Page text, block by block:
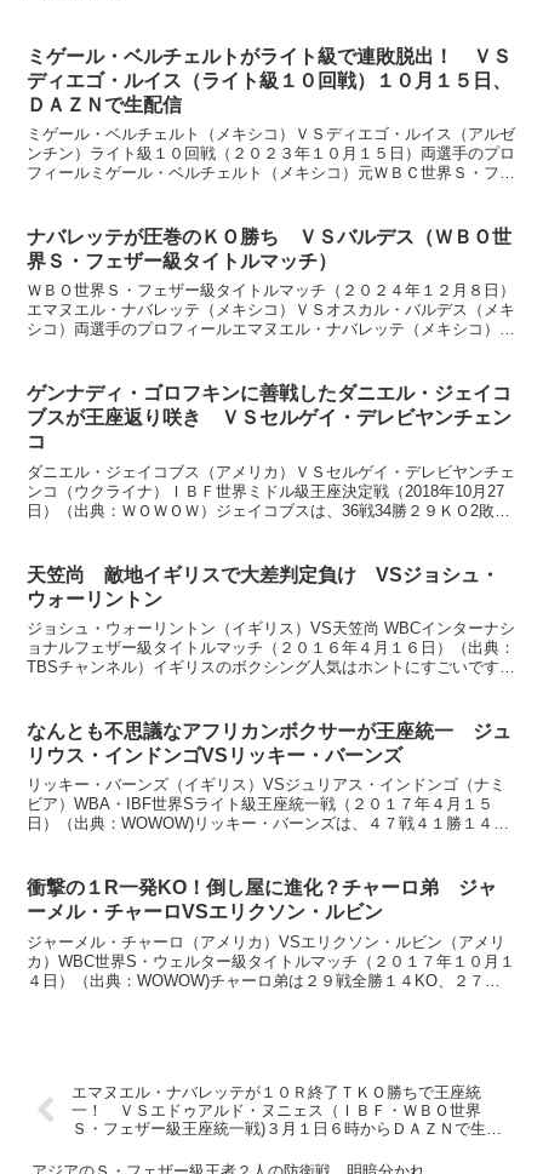
ミゲール・ベルチェルトがライト級で連敗脱出！ ＶＳ
ディエゴ・ルイス（ライト級１０回戦）１０月１５日、
ＤＡＺＮで生配信
ミゲール・ベルチェルト（メキシコ）ＶＳディエゴ・ルイス（アルゼ
ンチン）ライト級１０回戦（２０２３年１０月１５日）両選手のプロ
フィールミゲール・ベルチェルト（メキシコ）元ＷＢＣ世界Ｓ・フェ
ナバレッテが圧巻のＫＯ勝ち ＶＳバルデス（ＷＢＯ世
界Ｓ・フェザー級タイトルマッチ）
ＷＢＯ世界Ｓ・フェザー級タイトルマッチ（２０２４年１２月８日）
エマヌエル・ナバレッテ（メキシコ）ＶＳオスカル・バルデス（メキ
シコ）両選手のプロフィールエマヌエル・ナバレッテ（メキシコ）Ｗ
ゲンナディ・ゴロフキンに善戦したダニエル・ジェイコ
ブスが王座返り咲き ＶＳセルゲイ・デレビヤンチェン
コ
ダニエル・ジェイコブス（アメリカ）ＶＳセルゲイ・デレビヤンチェ
ンコ（ウクライナ）ＩＢＦ世界ミドル級王座決定戦（2018年10月27
日）（出典：ＷＯＷＯＷ）ジェイコブスは、36戦34勝２９ＫＯ2敗、
天笠尚 敵地イギリスで大差判定負け VSジョシュ・
ウォーリントン
ジョシュ・ウォーリントン（イギリス）VS天笠尚 WBCインターナシ
ョナルフェザー級タイトルマッチ（２０１６年４月１６日）（出典：
TBSチャンネル）イギリスのボクシング人気はホントにすごいです。
なんとも不思議なアフリカンボクサーが王座統一 ジュ
リウス・インドンゴVSリッキー・バーンズ
リッキー・バーンズ（イギリス）VSジュリアス・インドンゴ（ナミ
ビア）WBA・IBF世界Sライト級王座統一戦（２０１７年４月１５
日）（出典：WOWOW)リッキー・バーンズは、４７戦４１勝１４
衝撃の１R一発KO！倒し屋に進化？チャーロ弟 ジャ
ーメル・チャーロVSエリクソン・ルビン
ジャーメル・チャーロ（アメリカ）VSエリクソン・ルビン（アメリ
カ）WBC世界S・ウェルター級タイトルマッチ（２０１７年１０月１
４日）（出典：WOWOW)チャーロ弟は２９戦全勝１４KO、２７
エマヌエル・ナバレッテが１０Ｒ終了ＴＫＯ勝ちで王座統
一！ ＶＳエドゥアルド・ヌニェス（ＩＢＦ・ＷＢＯ世界
Ｓ・フェザー級王座統一戦)３月１日６時からＤＡＺＮで生配